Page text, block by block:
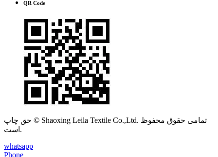
QR Code
حق چاپ © Shaoxing Leila Textile Co.,Ltd. تمامی حقوق محفوظ
است.
whatsapp
Phone